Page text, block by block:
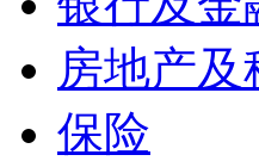
房地产及
保险